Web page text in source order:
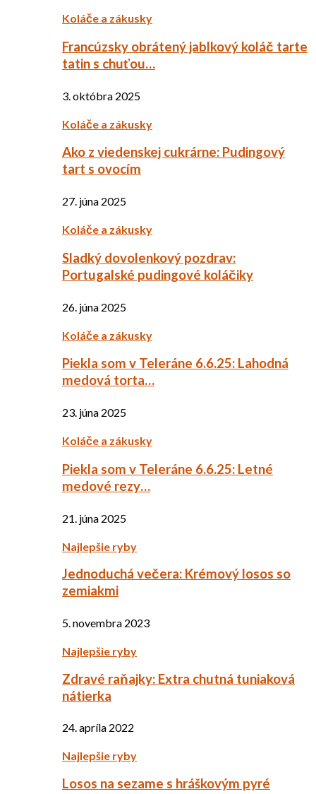
Koláče a zákusky
Francúzsky obrátený jablkový koláč tarte
tatin s chuťou…
3. októbra 2025
Koláče a zákusky
Ako z viedenskej cukrárne: Pudingový
tart s ovocím
27. júna 2025
Koláče a zákusky
Sladký dovolenkový pozdrav:
Portugalské pudingové koláčiky
26. júna 2025
Koláče a zákusky
Piekla som v Teleráne 6.6.25: Lahodná
medová torta…
23. júna 2025
Koláče a zákusky
Piekla som v Teleráne 6.6.25: Letné
medové rezy…
21. júna 2025
Najlepšie ryby
Jednoduchá večera: Krémový losos so
zemiakmi
5. novembra 2023
Najlepšie ryby
Zdravé raňajky: Extra chutná tuniaková
nátierka
24. apríla 2022
Najlepšie ryby
Losos na sezame s hráškovým pyré